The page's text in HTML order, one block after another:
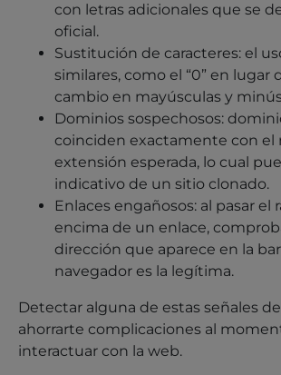
con letras adicionales que se
oficial.
Sustitución de caracteres: el
similares, como el “0” en lugar
cambio en mayúsculas y
Dominios sospechosos:
coinciden exactamente con el
extensión esperada, lo cual
indicativo de un sitio clonado.
Enlaces engañosos: al pasar el
encima de un enlace,
dirección que aparece en la
navegador es la legítima.
Detectar alguna de estas señales
ahorrarte complicaciones al
interactuar con la web.